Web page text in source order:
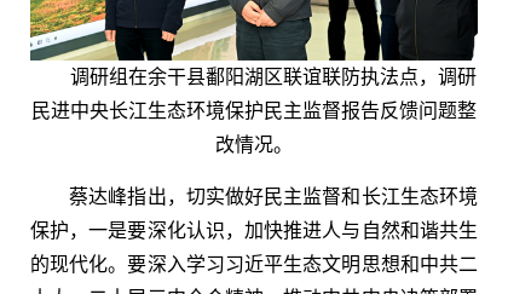
调研组在余干县鄱阳湖区联谊联防执法点，调研
民进中央长江生态环境保护民主监督报告反馈问题整
改情况。
蔡达峰指出，切实做好民主监督和长江生态环境
保护，一是要深化认识，加快推进人与自然和谐共生
的现代化。要深入学习习近平生态文明思想和中共二